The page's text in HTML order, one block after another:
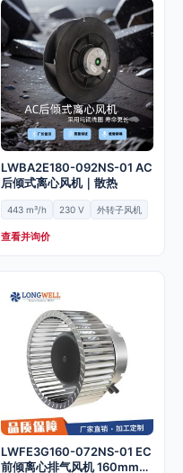
LWBA2E180-092NS-01 AC
后倾式离心风机｜散热
443 m³/h 230 V 外转子风机
查看并询价
LWFE3G160-072NS-01 EC
前倾离心排气风机 160mm不